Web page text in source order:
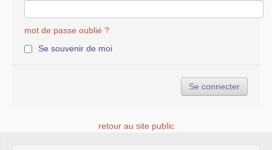
mot de passe oublié ?
Se souvenir de moi
retour au site public